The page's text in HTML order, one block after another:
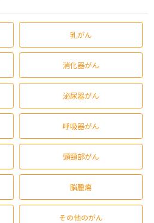
乳がん
消化器がん
泌尿器がん
呼吸器がん
頭頸部がん
脳腫瘍
その他のがん